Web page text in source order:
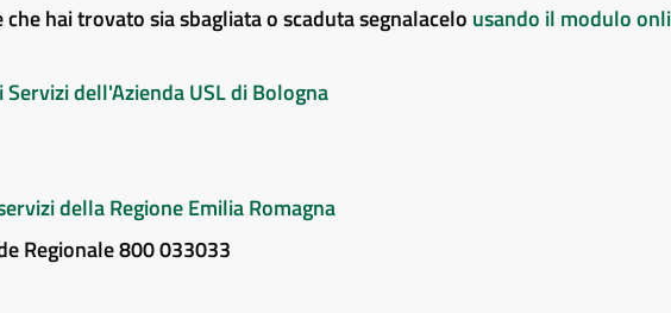
hai trovato sia sbagliata o scaduta segnalacelo usando il modulo
dell'Azienda USL di Bologna
della Regione Emilia Romagna
Regionale 800 033033